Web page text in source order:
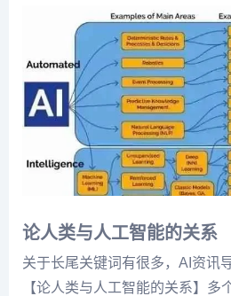
论人类与人工智能的关系
关于长尾关键词有很多，AI资讯
【论人类与人工智能的关系】多